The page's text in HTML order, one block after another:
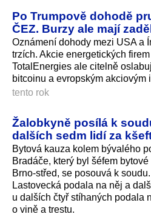
Po Trumpově dohodě
ČEZ. Burzy ale mají
Oznámení dohody mezi USA a
trzích. Akcie energetických
TotalEnergies ale citelně
bitcoinu a evropským akciovým
tento rok
Žalobkyně posílá k
dalších sedm lidí za
Bytová kauza kolem bývalého
Bradáče, který byl šéfem
Brno-střed, se posouvá k
Lastovecká podala na něj a
u dalších čtyř stíhaných podala
o vině a trestu.